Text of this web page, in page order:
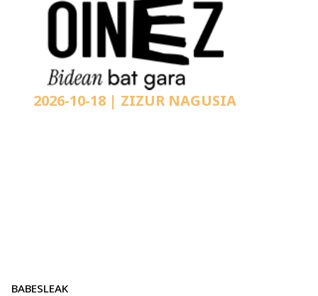
2026-10-18 | ZIZUR NAGUSIA
BABESLEAK